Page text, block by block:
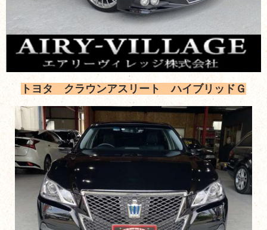
トヨタ クラウンアスリート ハイブリッドＧ